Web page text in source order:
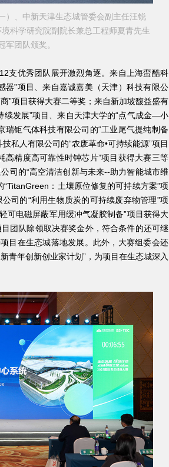
）、中新天津生态城管委会副主任汪锐
科学研究院副院长兼总工程师夏青先生
军团队颁奖。
优秀团队展开激烈角逐。来自上海蛮酷科
器”项目、来自嘉诚嘉美（天津）科技有限公
”项目获得大赛二等奖；来自新加坡馥益盛有
续发展”项目、来自天津大学的“点气成金—小
瑞钜气体科技有限公司的“工业尾气提纯制备
私人有限公司的“农废革命•可持续能源”项目
高精度高可靠性时钟芯片”项目获得大赛三等
司的“高空清洁创新与未来--助力智能城市维
：土壤原位修复的可持续方案”项
司的“利用生物质炭的可持续废弃物管理”项
可电磁屏蔽军用缓冲气凝胶制备”项目获得大
团队除领取决赛奖金外，符合条件的还可继
目在生态城落地发展。此外，大赛组委会还
青年创新创业家计划”，为项目在生态城深入